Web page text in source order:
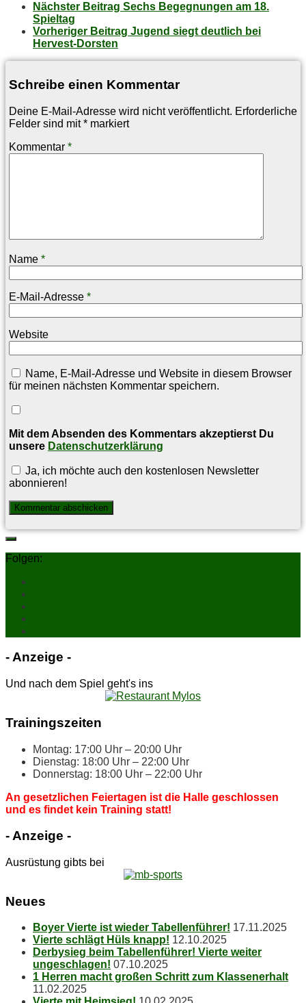
Nächster Beitrag Sechs Be­geg­nun­gen am 18.
Spieltag
Vorheriger Beitrag Ju­gend siegt deut­lich bei
Hervest-Dorsten
Schreibe einen Kommentar
Deine E-Mail-Adresse wird nicht veröffentlicht. Erforderliche
Felder sind mit* markiert
Kommentar *
Name *
E-Mail-Adresse *
Website
Name, E-Mail-Adresse und Website in diesem Browser
für meinen nächsten Kommentar speichern.
Mit dem Absenden des Kommentars akzeptierst Du
unsere Datenschutzerklärung
Ja, ich möchte auch den kostenlosen Newsletter
abonnieren!
Folgen:
- An­zei­ge -
Und nach dem Spiel geht's ins
Trai­nings­zei­ten
Mon­tag: 17:00 Uhr – 20:00 Uhr
Diens­tag: 18:00 Uhr – 22:00 Uhr
Don­ners­tag: 18:00 Uhr – 22:00 Uhr
An ge­setz­li­chen Fei­er­ta­gen ist die Hal­le ge­schlos­sen
und es fin­det kein Trai­ning statt!
- An­zei­ge -
Ausrüstung gibts bei
Neu­es
Boy­er Vier­te ist wie­der Tabellenführer! 17.11.2025
Vier­te schlägt Hüls knapp! 12.10.2025
Der­by­sieg beim Ta­bel­len­füh­rer! Vier­te wei­ter
ungeschlagen! 07.10.2025
1 Her­ren macht gro­ßen Schritt zum Klassenerhalt
11.02.2025